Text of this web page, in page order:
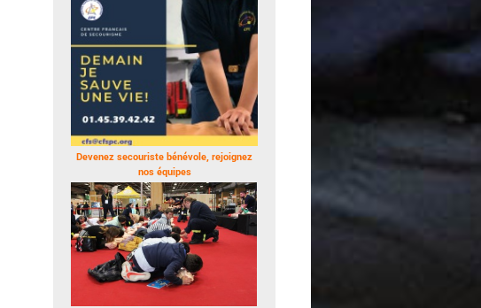
Devenez secouriste bénévole, rejoignez
nos équipes